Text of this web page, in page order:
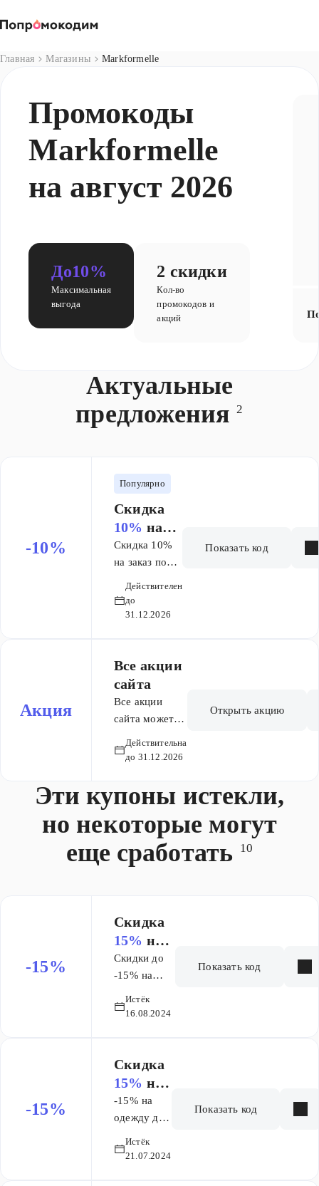
Главная Магазины Markformelle
Промокоды
Markformelle
на август 2026
До10%
Максимальная
выгода
2 скидки
Кол-во
промокодов и
акций
Актуальные
предложения 2
-10%
Популярно
Скидка
10% на
заказ
Скидка 10%
на заказ по
весь
ассортимент,
Действителен
до
31.12.2026
Показать код
Акция
Все акции
сайта
Все акции
сайта можете
разделе по
Действительна
до 31.12.2026
Открыть акцию
Эти купоны истекли,
но некоторые могут
еще сработать
10
-15%
Скидка
15% на
заказ
Скидки до
-15% на
женский и
серого
цвета по
промокоду
Истёк
16.08.2024
Показать код
-15%
Скидка
15% на
заказ
-15% на
одежду для
кроме
Истёк
21.07.2024
Показать код